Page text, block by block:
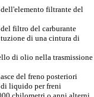
filtrante del
filtro del carburante
di una cintura di
di olio nella trasmissione
del freno posteriori
liquido per freni